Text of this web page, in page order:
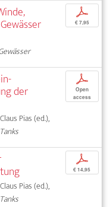
p
€ 7,95
der
Pias (ed.),
p
Open
access
Pias (ed.),
p
€ 14,95